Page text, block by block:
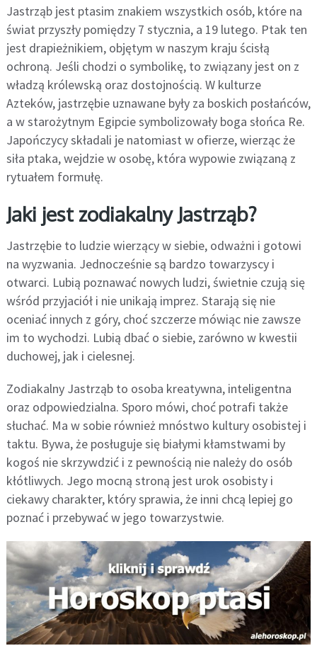
Jastrząb jest ptasim znakiem wszystkich osób, które na
świat przyszły pomiędzy 7 stycznia, a 19 lutego. Ptak ten
jest drapieżnikiem, objętym w naszym kraju ścisłą
ochroną. Jeśli chodzi o symbolikę, to związany jest on z
władzą królewską oraz dostojnością. W kulturze
Azteków, jastrzębie uznawane były za boskich posłańców,
a w starożytnym Egipcie symbolizowały boga słońca Re.
Japończycy składali je natomiast w ofierze, wierząc że
siła ptaka, wejdzie w osobę, która wypowie związaną z
rytuałem formułę.
Jaki jest zodiakalny Jastrząb?
Jastrzębie to ludzie wierzący w siebie, odważni i gotowi
na wyzwania. Jednocześnie są bardzo towarzyscy i
otwarci. Lubią poznawać nowych ludzi, świetnie czują się
wśród przyjaciół i nie unikają imprez. Starają się nie
oceniać innych z góry, choć szczerze mówiąc nie zawsze
im to wychodzi. Lubią dbać o siebie, zarówno w kwestii
duchowej, jak i cielesnej.
Zodiakalny Jastrząb to osoba kreatywna, inteligentna
oraz odpowiedzialna. Sporo mówi, choć potrafi także
słuchać. Ma w sobie również mnóstwo kultury osobistej i
taktu. Bywa, że posługuje się białymi kłamstwami by
kogoś nie skrzywdzić i z pewnością nie należy do osób
kłótliwych. Jego mocną stroną jest urok osobisty i
ciekawy charakter, który sprawia, że inni chcą lepiej go
poznać i przebywać w jego towarzystwie.